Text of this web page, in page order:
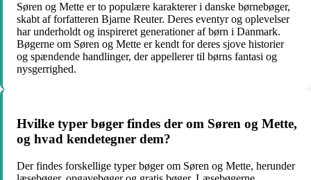
Søren og Mette er to populære karakterer i danske børnebøger,
skabt af forfatteren Bjarne Reuter. Deres eventyr og oplevelser
har underholdt og inspireret generationer af børn i Danmark.
Bøgerne om Søren og Mette er kendt for deres sjove historier
og spændende handlinger, der appellerer til børns fantasi og
nysgerrighed.
Hvilke typer bøger findes der om Søren og Mette,
og hvad kendetegner dem?
Der findes forskellige typer bøger om Søren og Mette, herunder